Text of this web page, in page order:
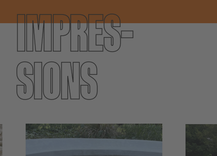
IMPRES­
SIONS